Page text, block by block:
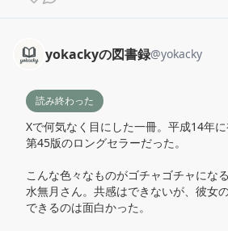
yokackyの図書録@yokacky
読み終わった
Xで何気なく目にした一冊。平成14年
第45版のロングセラーだった。
こんな色々なものがゴチャゴチャにな
水無月さん。共感はできないが、彼女
できるのは面白かった。